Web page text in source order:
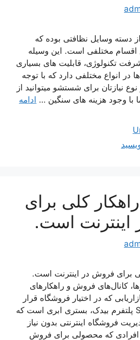
دسته وسایل نظافتی بوده که
اقسام مختلفی است. این وسیله
تکنولوژی، قابلیت های بسیاری
انواع مختلفی دارد که با توجه
نیازتان برای شستشو میتوانید از
با وجود هزینه های سنگین … ادامه
کلی برای
است.
برای فروش در اینترنت است.
کانال‌های فروش و راهکارهای
که در اختیار فروشگاه قرار
می‌گیرند. SOURCE پلتفرم بیدک، بستری ابری است که
فروشگاه اینترنتی بدون نیاز
افرادی که محصولی برای فروش